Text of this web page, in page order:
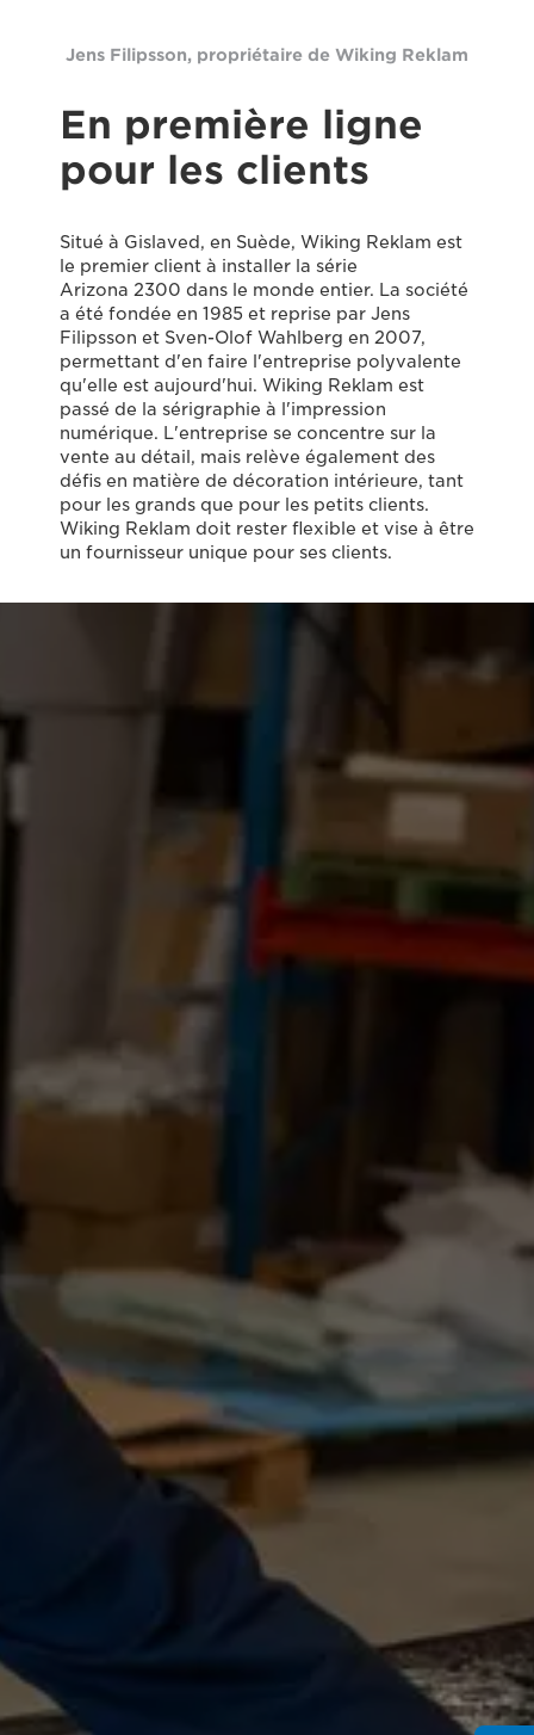
Jens Filipsson, propriétaire de Wiking Reklam
En première ligne
pour les clients
Situé à Gislaved, en Suède, Wiking Reklam est
le premier client à installer la série
Arizona 2300 dans le monde entier. La société
a été fondée en 1985 et reprise par Jens
Filipsson et Sven-Olof Wahlberg en 2007,
permettant d'en faire l'entreprise polyvalente
qu'elle est aujourd'hui. Wiking Reklam est
passé de la sérigraphie à l'impression
numérique. L'entreprise se concentre sur la
vente au détail, mais relève également des
défis en matière de décoration intérieure, tant
pour les grands que pour les petits clients.
Wiking Reklam doit rester flexible et vise à être
un fournisseur unique pour ses clients.